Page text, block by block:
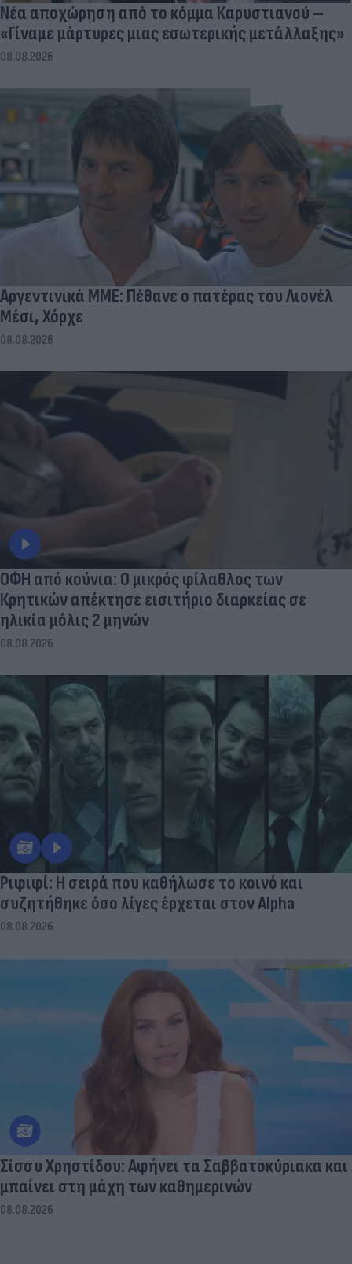
Νέα αποχώρηση από το κόμμα Καρυστιανού –
«Γίναμε μάρτυρες μιας εσωτερικής μετάλλαξης»
08.08.2026
Αργεντινικά ΜΜΕ: Πέθανε ο πατέρας του Λιονέλ
Μέσι, Χόρχε
08.08.2026
ΟΦΗ από κούνια: Ο μικρός φίλαθλος των
Κρητικών απέκτησε εισιτήριο διαρκείας σε
ηλικία μόλις 2 μηνών
08.08.2026
Ριφιφί: Η σειρά που καθήλωσε το κοινό και
συζητήθηκε όσο λίγες έρχεται στον Alpha
08.08.2026
Σίσσυ Χρηστίδου: Αφήνει τα Σαββατοκύριακα και
μπαίνει στη μάχη των καθημερινών
08.08.2026